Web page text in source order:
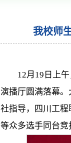
我校师
12月19日上
演播厅圆满落幕
社指导，四川工
等众多选手同台